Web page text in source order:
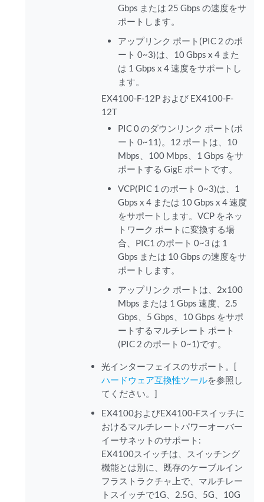
Gbps または 25 Gbps の速度をサ
ポートします。
アップリンク ポート(PIC 2 のポ
ート 0~3)は、10 Gbps x 4 また
は 1 Gbps x 4 速度をサポートし
ます。
EX4100-F-12P および EX4100-F-
12T
PIC 0 のダウンリンク ポート(ポ
ート 0~11)。12 ポートは、10
Mbps、100 Mbps、1 Gbps をサ
ポートする GigE ポートです。
VCP(PIC 1 のポート 0~3)は、1
Gbps x 4 または 10 Gbps x 4 速度
をサポートします。VCP をネッ
トワーク ポートに変換する場
合、PIC1 のポート 0~3 は 1
Gbps または 10 Gbps の速度をサ
ポートします。
アップリンク ポートは、2x100
Mbps または 1 Gbps 速度、2.5
Gbps、5 Gbps、10 Gbps をサポ
ートするマルチレート ポート
(PIC 2 のポート 0~1)です。
光インターフェイスのサポート。[
ハードウェア互換性ツールを参照し
てください。]
EX4100およびEX4100-Fスイッチに
おけるマルチレートパワーオーバー
イーサネットのサポート:
EX4100スイッチは、スイッチング
機能とは別に、既存のケーブルイン
フラストラクチャ上で、マルチレー
トスイッチで1G、2.5G、5G、10G